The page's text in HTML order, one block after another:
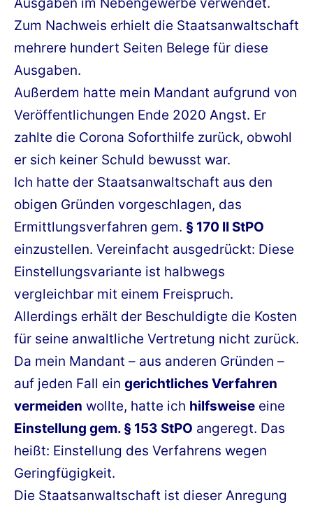
Zum Nachweis erhielt die Staatsanwaltschaft
mehrere hundert Seiten Belege für diese
Ausgaben.
Außerdem hatte mein Mandant aufgrund von
Veröffentlichungen Ende 2020 Angst. Er
zahlte die Corona Soforthilfe zurück, obwohl
er sich keiner Schuld bewusst war.
Ich hatte der Staatsanwaltschaft aus den
obigen Gründen vorgeschlagen, das
Ermittlungsverfahren gem. § 170 II StPO
einzustellen. Vereinfacht ausgedrückt: Diese
Einstellungsvariante ist halbwegs
vergleichbar mit einem Freispruch.
Allerdings erhält der Beschuldigte die Kosten
für seine anwaltliche Vertretung nicht zurück.
Da mein Mandant – aus anderen Gründen –
auf jeden Fall ein gerichtliches Verfahren
vermeiden wollte, hatte ich hilfsweise eine
Einstellung gem. § 153 StPO angeregt. Das
heißt: Einstellung des Verfahrens wegen
Geringfügigkeit.
Die Staatsanwaltschaft ist dieser Anregung